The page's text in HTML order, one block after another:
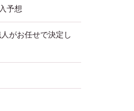
予想
がお任せで決定し